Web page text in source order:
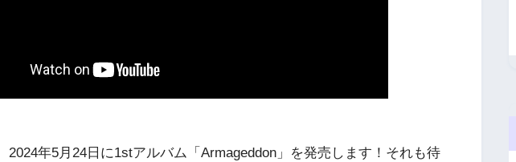
2024年5月24日に1stアルバム「Armageddon」を発売します！それも待